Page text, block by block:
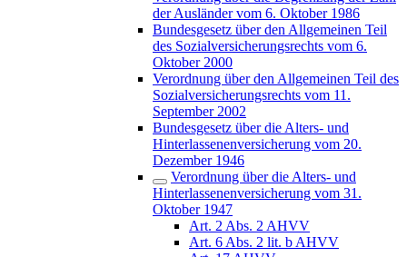
der Ausländer vom 6. Oktober 1986
Bundesgesetz über den Allgemeinen Teil
des Sozialversicherungsrechts vom 6.
Oktober 2000
Verordnung über den Allgemeinen Teil des
Sozialversicherungsrechts vom 11.
September 2002
Bundesgesetz über die Alters- und
Hinterlassenenversicherung vom 20.
Dezember 1946
Verordnung über die Alters- und
Hinterlassenenversicherung vom 31.
Oktober 1947
Art. 2 Abs. 2 AHVV
Art. 6 Abs. 2 lit. b AHVV